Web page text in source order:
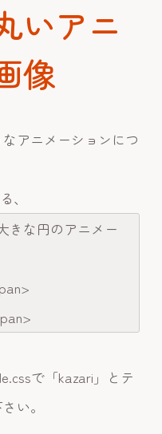
いアニ
像
アニメーションにつ
、
きな円のアニメー
で「kazari」とテ
い。